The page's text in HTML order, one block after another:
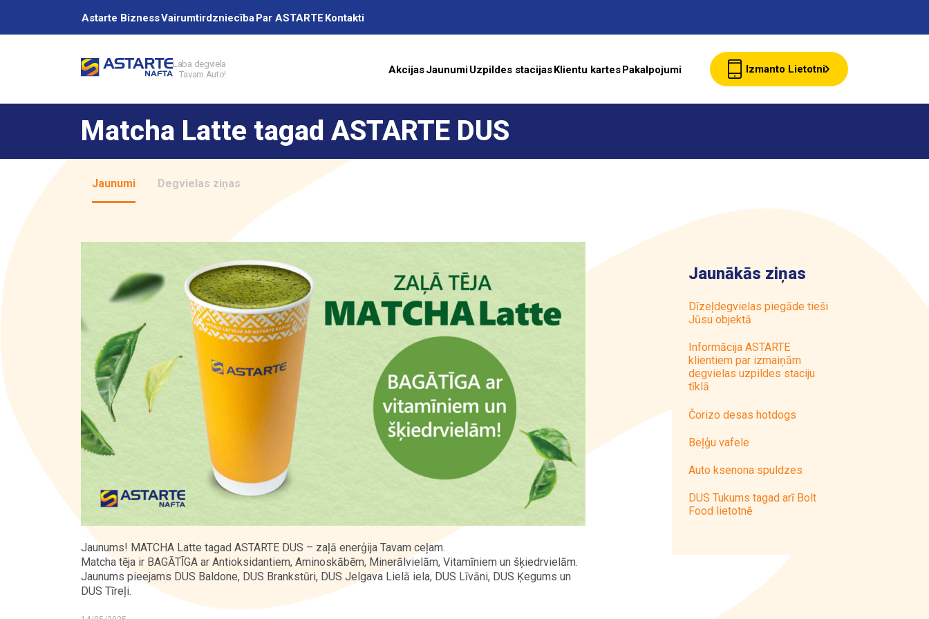
Astarte BiznessVairumtirdzniecībaPar ASTARTE Kontakti
Laba degviela
Tavam Auto!
AkcijasJaunumiUzpildes stacijasKlientu kartesPakalpojumi Izmanto Lietotni
Uzpildes stacijas
Vairumtirdzniecība Par ASTARTE
Kontakti
Matcha Latte tagad ASTARTE DUS
Jaunumi Degvielas ziņas
Jaunums! MATCHA Latte tagad ASTARTE DUS – zaļā enerģija Tavam ceļam.
Matcha tēja ir BAGĀTĪGA ar Antioksidantiem, Aminoskābēm, Minerālvielām, Vitamīniem un šķiedrvielām.
Jaunums pieejams DUS Baldone, DUS Brankstūri, DUS Jelgava Lielā iela, DUS Līvāni, DUS Ķegums un
DUS Tīreļi.
Jaunākās ziņas
Dīzeļdegvielas piegāde tieši
Jūsu objektā
Informācija ASTARTE
klientiem par izmaiņām
degvielas uzpildes staciju
tīklā
Čorizo desas hotdogs
Beļģu vafele
Auto ksenona spuldzes
DUS Tukums tagad arī Bolt
Food lietotnē